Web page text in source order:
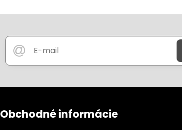
Obchodné informácie